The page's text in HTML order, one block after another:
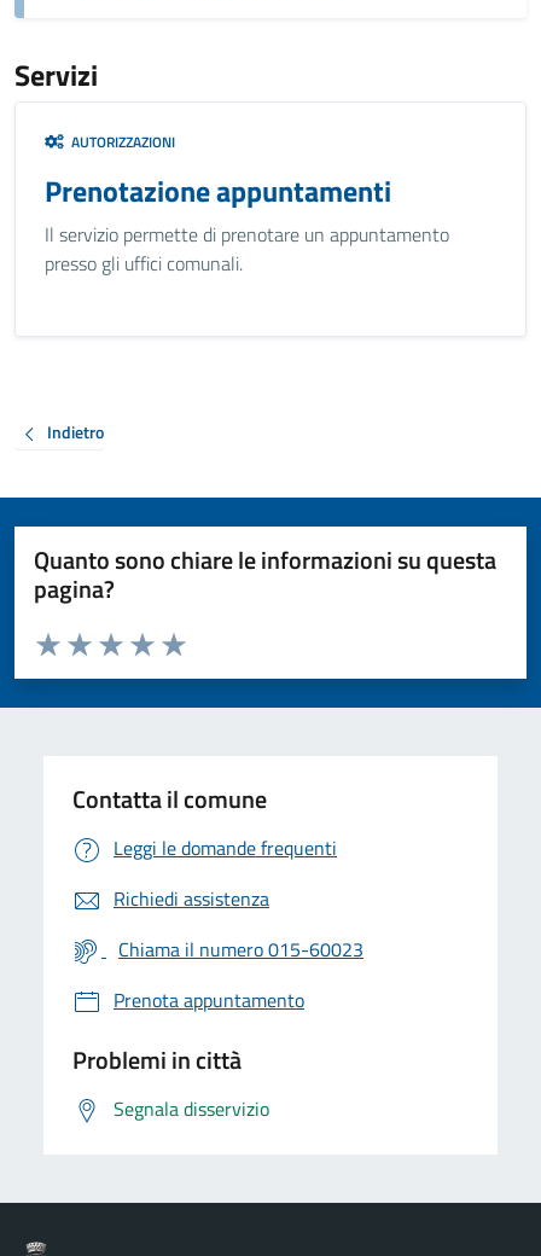
Servizi
AUTORIZZAZIONI
Prenotazione appuntamenti
Il servizio permette di prenotare un appuntamento
presso gli uffici comunali.
Indietro
Quanto sono chiare le informazioni su questa
pagina?
Valuta da 1 a 5 stelle la pagina
Valuta 5 stelle su 5
Valuta 4 stelle su 5
Valuta 3 stelle su 5
Valuta 2 stelle su 5
Valuta 1 stelle su 5
Contatta il comune
Leggi le domande frequenti
Richiedi assistenza
Chiama il numero 015-60023
Prenota appuntamento
Problemi in città
Segnala disservizio